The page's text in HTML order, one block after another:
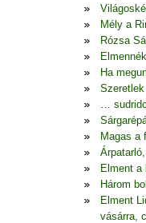
Mély a
Rózsa
Ha
…
Magas a
Elment a
Három
Elment
vásárra,